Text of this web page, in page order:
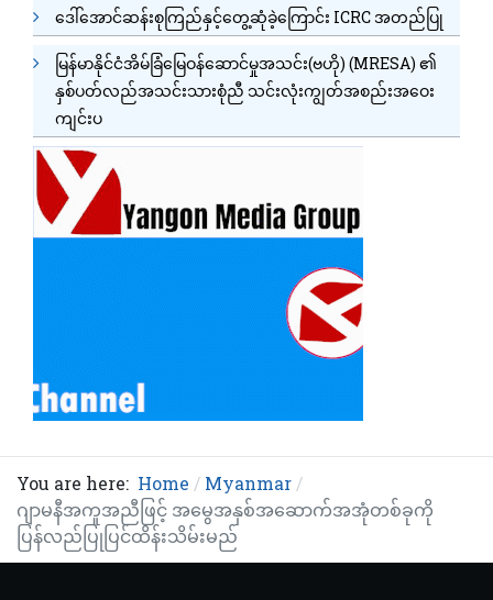
ဒေါ်အောင်ဆန်းစုကြည်နှင့်တွေ့ဆုံခဲ့ကြောင်း ICRC အတည်ပြု
မြန်မာနိုင်ငံအိမ်ခြံမြေဝန်ဆောင်မှုအသင်း(ဗဟို) (MRESA) ၏
နှစ်ပတ်လည်အသင်းသားစုံညီ သင်းလုံးကျွတ်အစည်းအဝေး
ကျင်းပ
You are here: Home
Myanmar
ဂျာမနီအကူအညီဖြင့် အမွေအနှစ်အဆောက်အအုံတစ်ခုကို
ပြန်လည်ပြုပြင်ထိန်းသိမ်းမည်